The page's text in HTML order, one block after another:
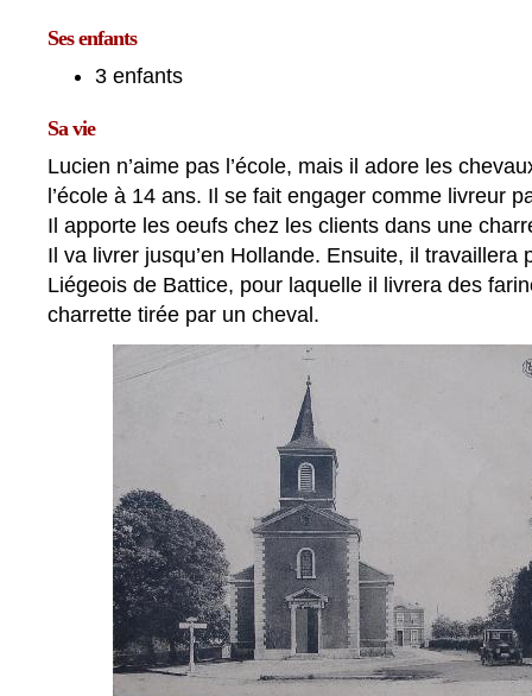
Ses enfants
3 enfants
Sa vie
Lucien n’aime pas l’école, mais il adore les
l’école à 14 ans. Il se fait engager comme livreur
Il apporte les oeufs chez les clients dans une
Il va livrer jusqu’en Hollande. Ensuite, il travaillera
Liégeois de Battice, pour laquelle il livrera des
charrette tirée par un cheval.